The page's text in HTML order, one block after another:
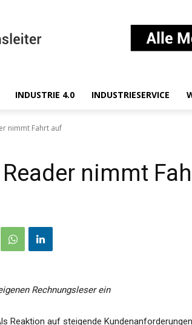
INDUSTRIE 4.0 INDUSTRIESERVICE
nimmt Fahrt auf
nimmt
Rechnungsleser ein
Reaktion auf steigende